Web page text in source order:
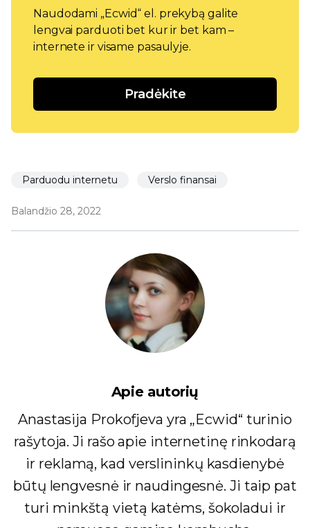
Naudodami „Ecwid“ el. prekybą galite
lengvai parduoti bet kur ir bet kam –
internete ir visame pasaulyje.
Pradėkite
Parduodu internetu Verslo finansai
Balandžio 28, 2022
Apie autorių
Anastasija Prokofjeva yra „Ecwid“ turinio
rašytoja. Ji rašo apie internetinę rinkodarą
ir reklamą, kad verslininkų kasdienybė
būtų lengvesnė ir naudingesnė. Ji taip pat
turi minkštą vietą katėms, šokoladui ir